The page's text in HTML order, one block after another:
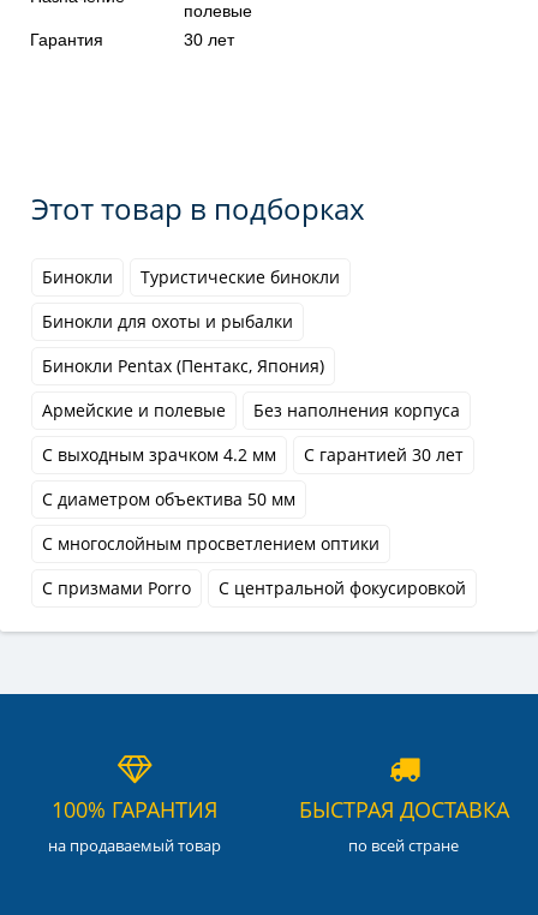
полевые
Гарантия
30 лет
Этот товар в подборках
Бинокли
Туристические бинокли
Бинокли для охоты и рыбалки
Бинокли Pentax (Пентакс, Япония)
Армейские и полевые
Без наполнения корпуса
С выходным зрачком 4.2 мм
С гарантией 30 лет
С диаметром объектива 50 мм
С многослойным просветлением оптики
С призмами Porro
С центральной фокусировкой
100% ГАРАНТИЯ
на продаваемый товар
БЫСТРАЯ ДОСТАВКА
по всей стране